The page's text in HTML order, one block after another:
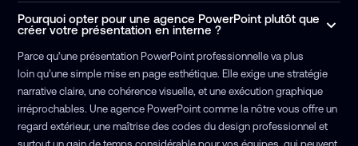
Pourquoi opter pour une agence PowerPoint plutôt que
créer votre présentation en interne ?
Parce qu’une présentation PowerPoint professionnelle va plus
loin qu’une simple mise en page esthétique. Elle exige une stratégie
narrative claire, une cohérence visuelle, et une exécution graphique
irréprochables. Une agence PowerPoint comme la nôtre vous offre un
regard extérieur, une maîtrise des codes du design professionnel et